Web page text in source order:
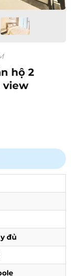
hộ 2
view
đủ